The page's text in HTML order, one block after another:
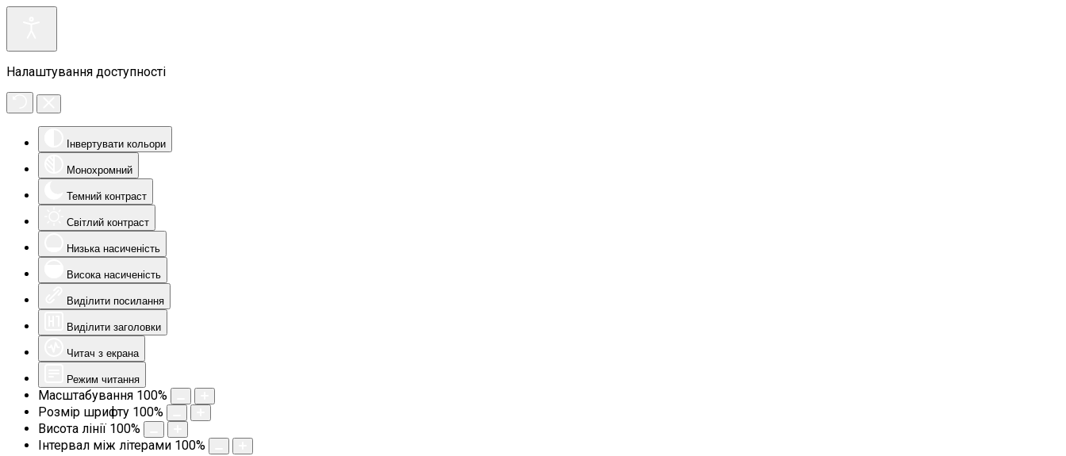
Налаштування доступності
Інвертувати кольори
Монохромний
Темний контраст
Світлий контраст
Низька насиченість
Висока насиченість
Виділити посилання
Виділити заголовки
Читач з екрана
Режим читання
Масштабування 100%
Розмір шрифту 100%
Висота лінії 100%
Інтервал між літерами 100%